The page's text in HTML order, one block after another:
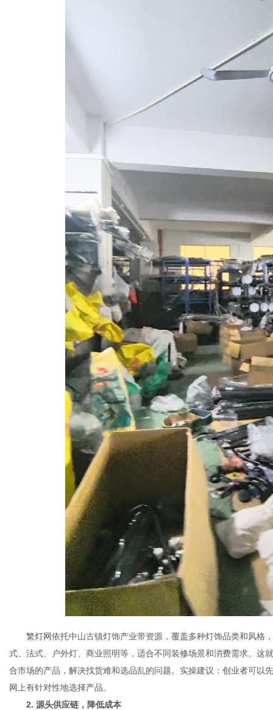
繁灯网依托中山古镇灯饰产业带资源，覆盖多种灯饰品类和风格
式、法式、户外灯、商业照明等，适合不同装修场景和消费需求。这
合市场的产品，解决找货难和选品乱的问题。实操建议：创业者可以
网上有针对性地选择产品。
2. 源头供应链，降低成本